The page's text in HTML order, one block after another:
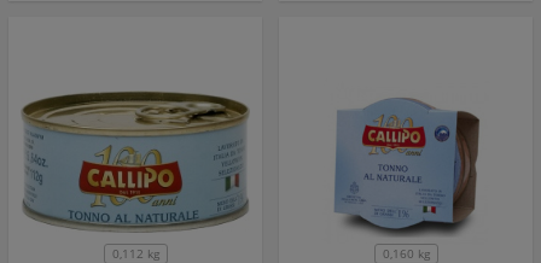
0,112 kg 0,160 kg